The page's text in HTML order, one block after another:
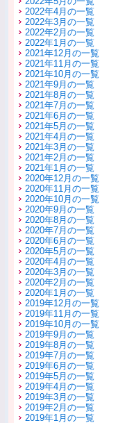
2022年4月の一覧
2022年3月の一覧
2022年2月の一覧
2022年1月の一覧
2021年12月の一覧
2021年11月の一覧
2021年10月の一覧
2021年9月の一覧
2021年8月の一覧
2021年7月の一覧
2021年6月の一覧
2021年5月の一覧
2021年4月の一覧
2021年3月の一覧
2021年2月の一覧
2021年1月の一覧
2020年12月の一覧
2020年11月の一覧
2020年10月の一覧
2020年9月の一覧
2020年8月の一覧
2020年7月の一覧
2020年6月の一覧
2020年5月の一覧
2020年4月の一覧
2020年3月の一覧
2020年2月の一覧
2020年1月の一覧
2019年12月の一覧
2019年11月の一覧
2019年10月の一覧
2019年9月の一覧
2019年8月の一覧
2019年7月の一覧
2019年6月の一覧
2019年5月の一覧
2019年4月の一覧
2019年3月の一覧
2019年2月の一覧
2019年1月の一覧